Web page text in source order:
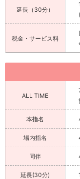
延長（30分）
税金・サービス料
ALL TIME
本指名
場内指名
同伴
延長(30分)